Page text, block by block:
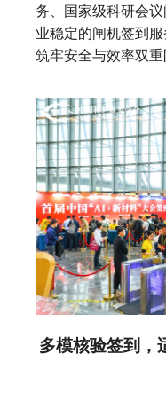
务、国家级科研会
业稳定的闸机签到
筑牢安全与效率双重
多模核验签到，